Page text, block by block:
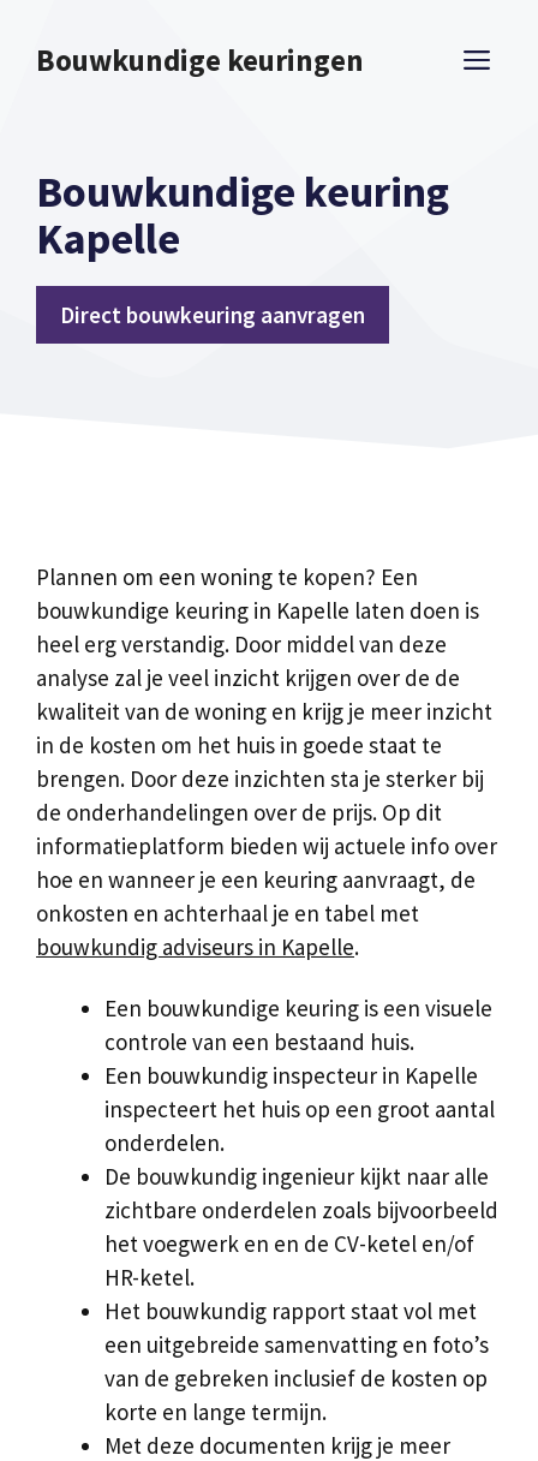
naarBouwkundige keuringen
Bouwkundige keuring
Kapelle
Direct bouwkeuring aanvragen
Plannen om een woning te kopen? Een
bouwkundige keuring in Kapelle laten doen is
heel erg verstandig. Door middel van deze
analyse zal je veel inzicht krijgen over de de
kwaliteit van de woning en krijg je meer inzicht
in de kosten om het huis in goede staat te
brengen. Door deze inzichten sta je sterker bij
de onderhandelingen over de prijs. Op dit
informatieplatform bieden wij actuele info over
hoe en wanneer je een keuring aanvraagt, de
onkosten en achterhaal je en tabel met
bouwkundig adviseurs in Kapelle.
Een bouwkundige keuring is een visuele
controle van een bestaand huis.
Een bouwkundig inspecteur in Kapelle
inspecteert het huis op een groot aantal
onderdelen.
De bouwkundig ingenieur kijkt naar alle
zichtbare onderdelen zoals bijvoorbeeld
het voegwerk en en de CV-ketel en/of
HR-ketel.
Het bouwkundig rapport staat vol met
een uitgebreide samenvatting en foto’s
van de gebreken inclusief de kosten op
korte en lange termijn.
Met deze documenten krijg je meer